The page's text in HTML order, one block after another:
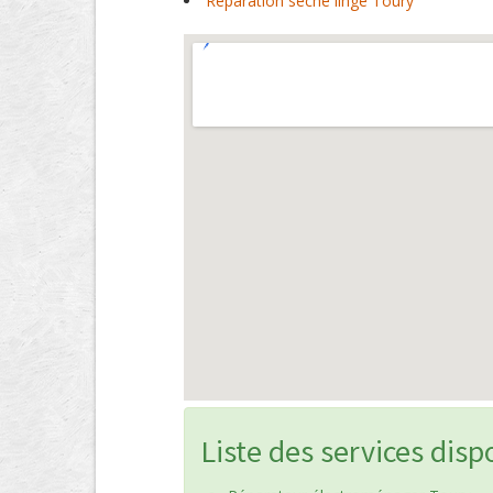
Liste des services